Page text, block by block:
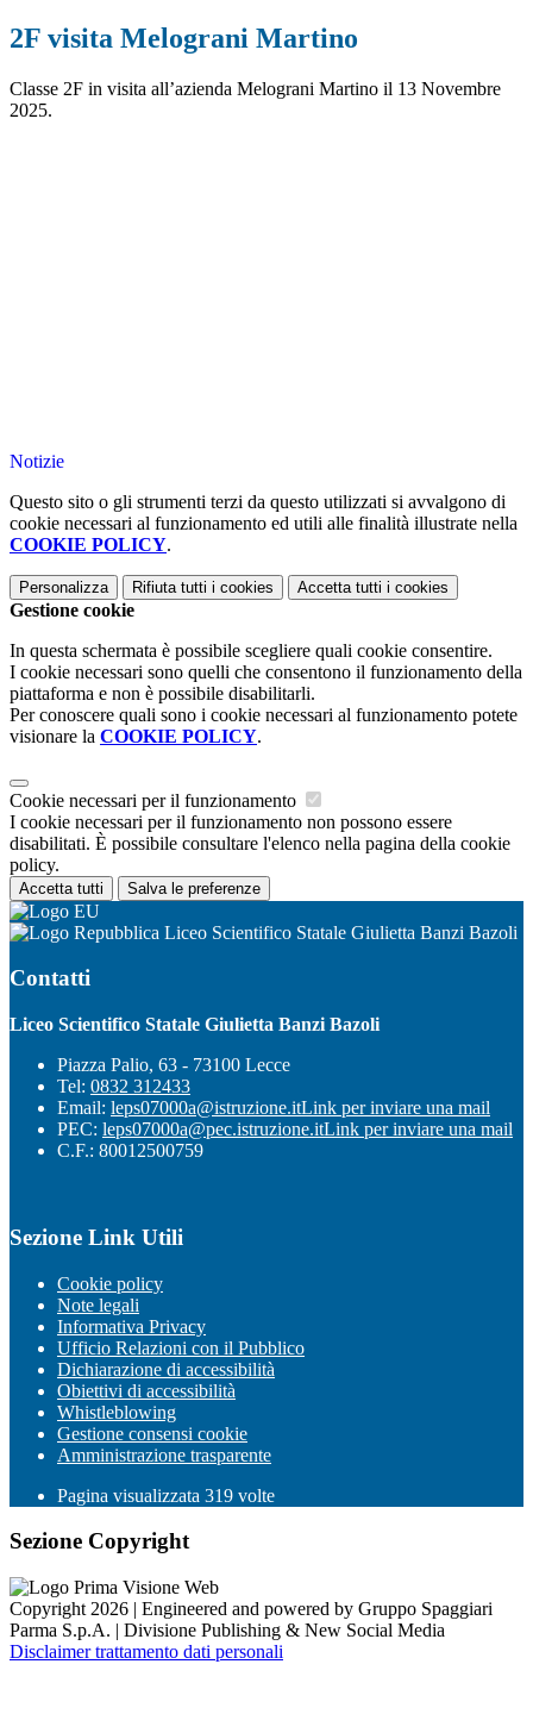
2F visita Melograni Martino
Classe 2F in visita all’azienda Melograni Martino il 13 Novembre
2025.
Notizie
Questo sito o gli strumenti terzi da questo utilizzati si avvalgono di
cookie necessari al funzionamento ed utili alle finalità illustrate nella
COOKIE POLICY.
Personalizza Rifiuta tutti i cookies Accetta tutti i cookies
Gestione cookie
In questa schermata è possibile scegliere quali cookie consentire.
I cookie necessari sono quelli che consentono il funzionamento della
piattaforma e non è possibile disabilitarli.
Per conoscere quali sono i cookie necessari al funzionamento potete
visionare la COOKIE POLICY.
Cookie necessari per il funzionamento
I cookie necessari per il funzionamento non possono essere
disabilitati. È possibile consultare l'elenco nella pagina della cookie
policy.
Accetta tutti Salva le preferenze
Liceo Scientifico Statale Giulietta Banzi Bazoli
Contatti
Liceo Scientifico Statale Giulietta Banzi Bazoli
Piazza Palio, 63 - 73100 Lecce
Tel: 0832 312433
Email: leps07000a@istruzione.itLink per inviare una mail
PEC: leps07000a@pec.istruzione.itLink per inviare una mail
C.F.: 80012500759
Sezione Link Utili
Cookie policy
Note legali
Informativa Privacy
Ufficio Relazioni con il Pubblico
Dichiarazione di accessibilità
Obiettivi di accessibilità
Whistleblowing
Gestione consensi cookie
Amministrazione trasparente
Pagina visualizzata 319 volte
Sezione Copyright
Copyright 2026 | Engineered and powered by Gruppo Spaggiari
Parma S.p.A. | Divisione Publishing & New Social Media
Disclaimer trattamento dati personali